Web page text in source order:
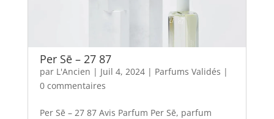
Per Sē – 27 87
par L'Ancien | Juil 4, 2024| Parfums Validés |
0 commentaires
Per Sē – 27 87 Avis Parfum Per Sē, parfum